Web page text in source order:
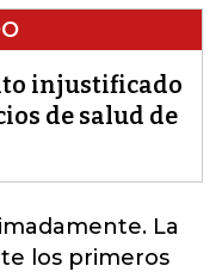
injustificado
de salud de
La
los primeros